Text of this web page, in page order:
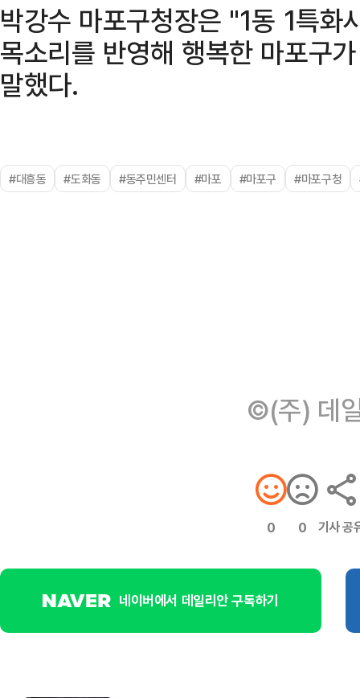
박강수 마포구청장은 "1동 1특화
목소리를 반영해 행복한 마포구
말했다.
#대흥동 #도화동 #동주민센터 #마포 #마포구 #마포구청
©(주) 데
0 0 기사 공
네이버에서 데일리안 구독하기